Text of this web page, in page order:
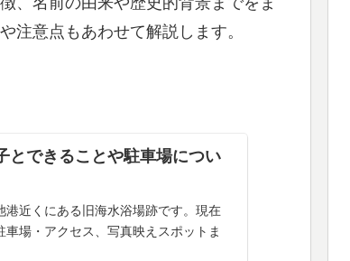
注意点もあわせて解説します。
とできることや駐車場につい
港近くにある旧海水浴場跡です。現在
場・アクセス、写真映えスポットま